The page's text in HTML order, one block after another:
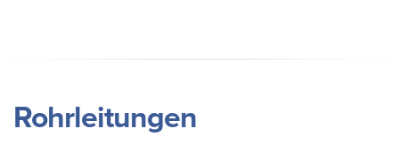
Rohrleitungen